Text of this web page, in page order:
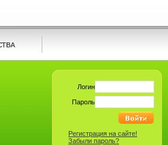
Логин
Пароль
Регистрация на сайте!
Забыли пароль?